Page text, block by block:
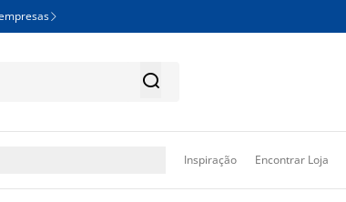


Inspiração Encontrar Loja